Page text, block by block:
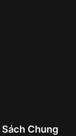
trực tiếp
Chung